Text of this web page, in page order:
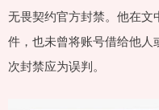
无畏契约官方封禁。他在
件，也未曾将账号借给他
次封禁应为误判。